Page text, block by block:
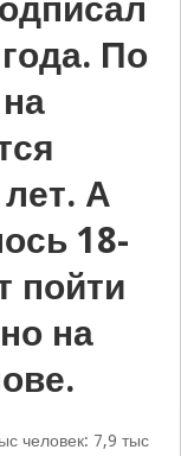
По
А
18-
пойти
на
человек: 7,9 тыс